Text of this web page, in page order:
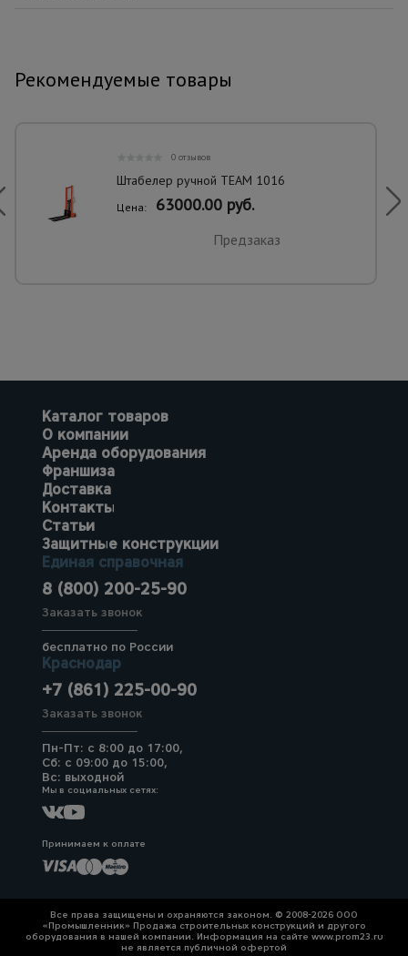
Рекомендуемые товары
0 отзывов
Штабелер ручной TEAM 1016
Цена: 63000.00 руб.
Предзаказ
Каталог товаров
О компании
Аренда оборудования
Франшиза
Доставка
Контакты
Статьи
Защитные конструкции
Единая справочная
8 (800) 200-25-90
Заказать звонок
бесплатно по России
Краснодар
+7 (861) 225-00-90
Заказать звонок
Пн-Пт: с 8:00 до 17:00,
Сб: с 09:00 до 15:00,
Вс: выходной
Мы в социальных сетях:
Принимаем к оплате
Все права защищены и охраняются законом. © 2008-2026 ООО
«Промышленник» Продажа строительных конструкций и другого
оборудования в нашей компании. Информация на сайте www.prom23.ru
не является публичной офертой